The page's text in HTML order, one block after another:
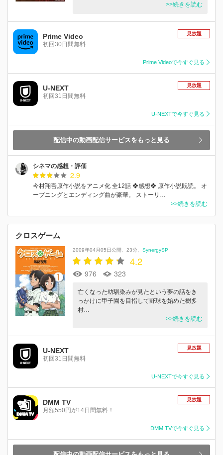
>>続きを読む
Prime Video
初回30日間無料
見放題
Prime Videoで今すぐ見る
U-NEXT
初回31日間無料
見放題
U-NEXTで今すぐ見る
配信中の動画配信サービスをもっと見る
シネマの感想・評価
2.9
今村翔吾原作小説をアニメ化 全12話 ❖感想❖ 原作小説既読。 オ
ープニングとエンディング曲が豪華。 ストーリ…
>>続きを読む
クロスゲーム
2009年04月05日公開 23分 SynergySP
4.2
976 323
亡くなった幼馴染みが見たという夢の話をき
っかけに甲子園を目指して野球を始めた樹多
村…
>>続きを読む
U-NEXT
初回31日間無料
見放題
U-NEXTで今すぐ見る
DMM TV
月額550円が14日間無料！
見放題
DMM TVで今すぐ見る